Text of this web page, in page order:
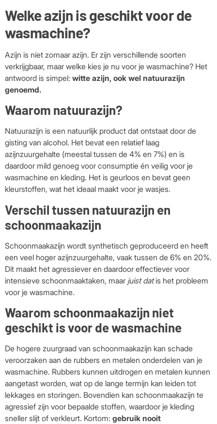
Welke azijn is geschikt voor de
wasmachine?
Azijn is niet zomaar azijn. Er zijn verschillende soorten
verkrijgbaar, maar welke kies je nu voor je wasmachine? Het
antwoord is simpel: witte azijn, ook wel natuurazijn
genoemd.
Waarom natuurazijn?
Natuurazijn is een natuurlijk product dat ontstaat door de
gisting van alcohol. Het bevat een relatief laag
azijnzuurgehalte (meestal tussen de 4% en 7%) en is
daardoor mild genoeg voor consumptie én veilig voor je
wasmachine en kleding. Het is geurloos en bevat geen
kleurstoffen, wat het ideaal maakt voor je wasjes.
Verschil tussen natuurazijn en
schoonmaakazijn
Schoonmaakazijn wordt synthetisch geproduceerd en heeft
een veel hoger azijnzuurgehalte, vaak tussen de 6% en 20%.
Dit maakt het agressiever en daardoor effectiever voor
intensieve schoonmaaktaken, maar juist datis het probleem
voor je wasmachine.
Waarom schoonmaakazijn niet
geschikt is voor de wasmachine
De hogere zuurgraad van schoonmaakazijn kan schade
veroorzaken aan de rubbers en metalen onderdelen van je
wasmachine. Rubbers kunnen uitdrogen en metalen kunnen
aangetast worden, wat op de lange termijn kan leiden tot
lekkages en storingen. Bovendien kan schoonmaakazijn te
agressief zijn voor bepaalde stoffen, waardoor je kleding
sneller slijt of verkleurt. Kortom: gebruik nooit